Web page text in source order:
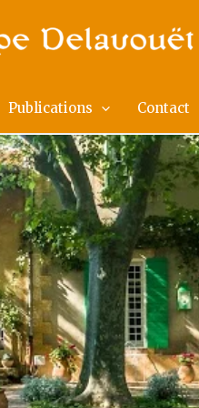
Publications Contact